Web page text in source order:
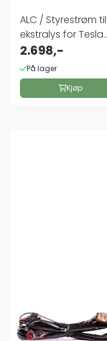
ALC / Styrestrøm til
ekstralys for Tesla
Model 3 ...
2.698,-
På lager
Kjøp